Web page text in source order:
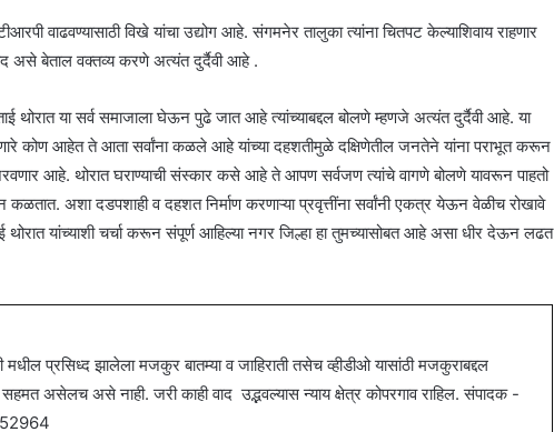
वाढवण्यासाठी विखे यांचा उद्योग आहे. संगमनेर तालुका त्यांना चितपट केल्याशिवाय राहणार
असे बेताल वक्तव्य करणे अत्यंत दुर्दैवी आहे .
या सर्व समाजाला घेऊन पुढे जात आहे त्यांच्याबद्दल बोलणे म्हणजे अत्यंत दुर्दैवी आहे. या
कोण आहेत ते आता सर्वांना कळले आहे यांच्या दहशतीमुळे दक्षिणेतील जनतेने यांना पराभूत करून
आहे. थोरात घराण्याची संस्कार कसे आहे ते आपण सर्वजण त्यांचे वागणे बोलणे यावरून पाहतो
अशा दडपशाही व दहशत निर्माण करणाऱ्या प्रवृत्तींना सर्वांनी एकत्र येऊन वेळीच रोखावे
यांच्याशी चर्चा करून संपूर्ण आहिल्या नगर जिल्हा हा तुमच्यासोबत आहे असा धीर देऊन लढत
प्रसिध्द झालेला मजकुर बातम्या व जाहिराती तसेच व्हीडीओ यासांठी मजकुराबद्दल
असेलच असे नाही. जरी काही वाद उद्भवल्यास न्याय क्षेत्र कोपरगाव राहिल. संपादक -